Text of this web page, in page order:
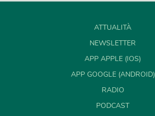
ATTUALITÀ
NEWSLETTER
APP APPLE (IOS)
APP GOOGLE (ANDROID)
RADIO
PODCAST